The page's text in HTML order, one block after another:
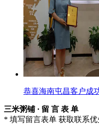
恭喜海南屯昌客户成
三米粥铺 · 留 言 表 单
* 填写留言表单 获取联系